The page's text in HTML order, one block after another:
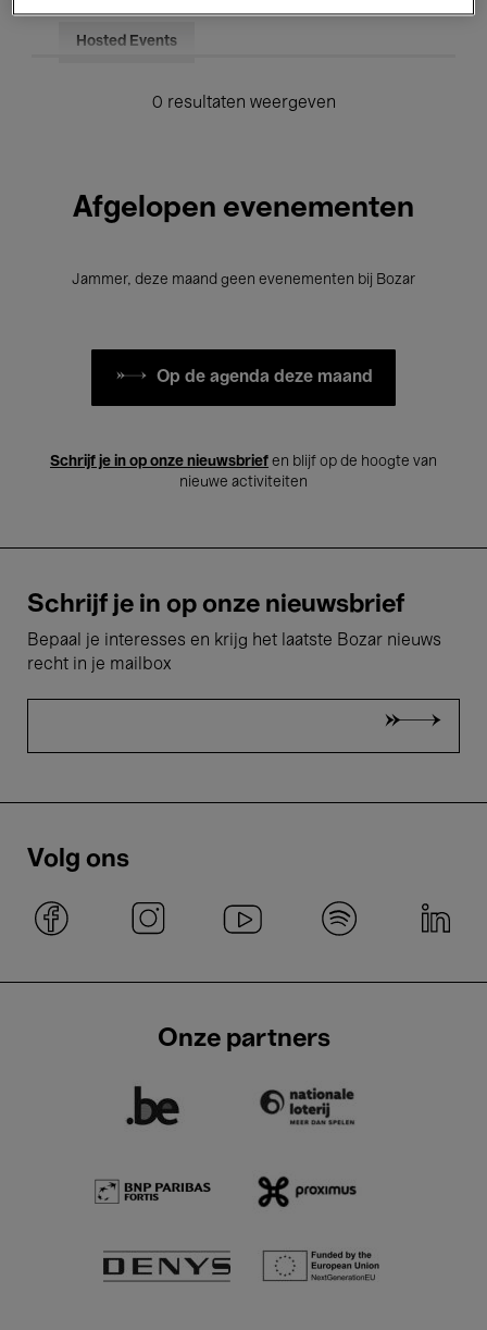
Hosted Events
0 resultaten weergeven
Afgelopen evenementen
Jammer, deze maand geen evenementen bij Bozar
Op de agenda deze maand
Schrijf je in op onze nieuwsbrief en blijf op de hoogte van
nieuwe activiteiten
Schrijf je in op onze nieuwsbrief
Bepaal je interesses en krijg het laatste Bozar nieuws
recht in je mailbox
Volg ons
Onze partners